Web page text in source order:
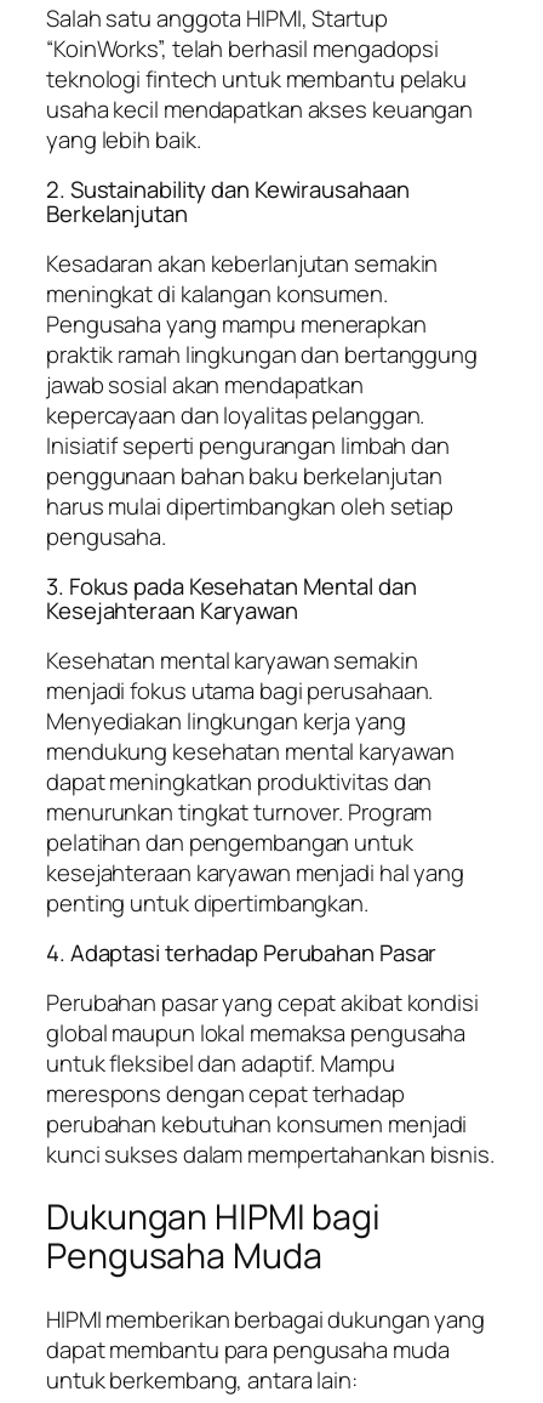
Salah satu anggota HIPMI, Startup
“KoinWorks”, telah berhasil mengadopsi
teknologi fintech untuk membantu pelaku
usaha kecil mendapatkan akses keuangan
yang lebih baik.
2. Sustainability dan Kewirausahaan
Berkelanjutan
Kesadaran akan keberlanjutan semakin
meningkat di kalangan konsumen.
Pengusaha yang mampu menerapkan
praktik ramah lingkungan dan bertanggung
jawab sosial akan mendapatkan
kepercayaan dan loyalitas pelanggan.
Inisiatif seperti pengurangan limbah dan
penggunaan bahan baku berkelanjutan
harus mulai dipertimbangkan oleh setiap
pengusaha.
3. Fokus pada Kesehatan Mental dan
Kesejahteraan Karyawan
Kesehatan mental karyawan semakin
menjadi fokus utama bagi perusahaan.
Menyediakan lingkungan kerja yang
mendukung kesehatan mental karyawan
dapat meningkatkan produktivitas dan
menurunkan tingkat turnover. Program
pelatihan dan pengembangan untuk
kesejahteraan karyawan menjadi hal yang
penting untuk dipertimbangkan.
4. Adaptasi terhadap Perubahan Pasar
Perubahan pasar yang cepat akibat kondisi
global maupun lokal memaksa pengusaha
untuk fleksibel dan adaptif. Mampu
merespons dengan cepat terhadap
perubahan kebutuhan konsumen menjadi
kunci sukses dalam mempertahankan bisnis.
Dukungan HIPMI bagi
Pengusaha Muda
HIPMI memberikan berbagai dukungan yang
dapat membantu para pengusaha muda
untuk berkembang, antara lain: